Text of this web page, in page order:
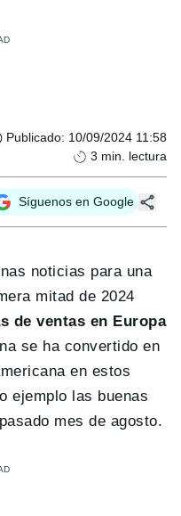
Publicado: 10/09/2024 11:58
3 min. lectura
Síguenos en Google
noticias para una
mitad de 2024
de ventas en Europa
se ha convertido en
en estos
ejemplo las buenas
mes de agosto.